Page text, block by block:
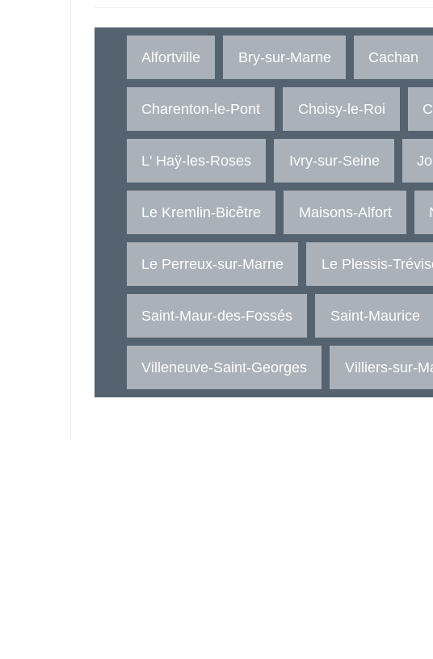
Alfortville Bry-sur-Marne Cachan
Charenton-le-Pont Choisy-le-Roi
L' Haÿ-les-Roses Ivry-sur-Seine
Le Kremlin-Bicêtre Maisons-Alfort
Le Perreux-sur-Marne Le Plessis-
Saint-Maur-des-Fossés Saint-Maurice
Villeneuve-Saint-Georges Villiers-sur-